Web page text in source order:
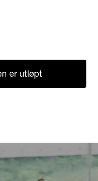
Påmeldingsfristen er utløpt